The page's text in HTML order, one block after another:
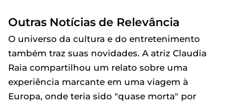
Outras Notícias de Relevância
O universo da cultura e do entretenimento
também traz suas novidades. A atriz Claudia
Raia compartilhou um relato sobre uma
experiência marcante em uma viagem à
Europa, onde teria sido "quase morta" por